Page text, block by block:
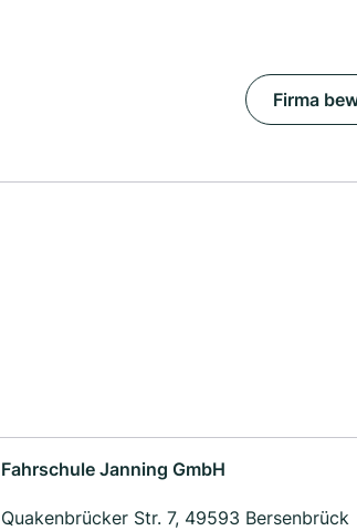
Firma
Fahrschule Janning GmbH
Quakenbrücker Str. 7, 49593 Bersenbrück